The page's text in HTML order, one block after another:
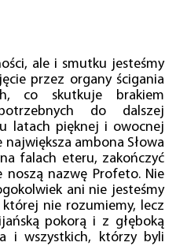
ale i smutku jesteśmy
przez organy ścigania
co skutkuje brakiem
do dalszej
latach pięknej i owocnej
ambona Słowa
falach eteru, zakończyć
noszą nazwę Profeto. Nie
ani nie jesteśmy
nie rozumiemy, lecz
pokorą i z głęboką
i wszystkich, którzy byli